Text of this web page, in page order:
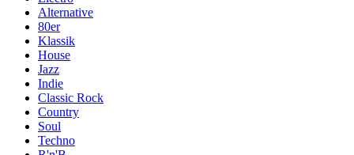
Alternative
80er
Klassik
House
Jazz
Indie
Classic Rock
Country
Soul
Techno